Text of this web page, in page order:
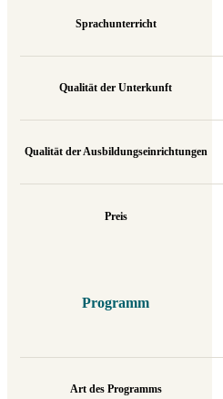
Sprachunterricht
Qualität der Unterkunft
Qualität der Ausbildungseinrichtungen
Preis
Programm
Art des Programms